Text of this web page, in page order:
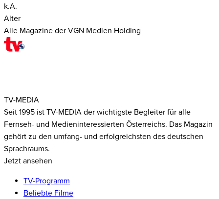
k.A.
Alter
Alle Magazine der VGN Medien Holding
TV-MEDIA
Seit 1995 ist TV-MEDIA der wichtigste Begleiter für alle
Fernseh- und Medieninteressierten Österreichs. Das Magazin
gehört zu den umfang- und erfolgreichsten des deutschen
Sprachraums.
Jetzt ansehen
TV-Programm
Beliebte Filme